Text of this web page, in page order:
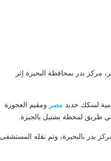
مركز بدر بمحافظة البحيرة إثر
مصر ومقيم العجوزة
طريق لمحطة بشتيل بالجيزة.
بدر بالبحيرة، وتم نقله المستشفى